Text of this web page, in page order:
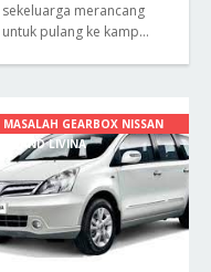
sekeluarga merancang
untuk pulang ke kamp…
MASALAH GEARBOX NISSAN
GRAND LIVINA